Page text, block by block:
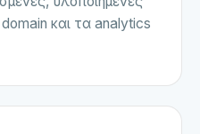
και τα analytics